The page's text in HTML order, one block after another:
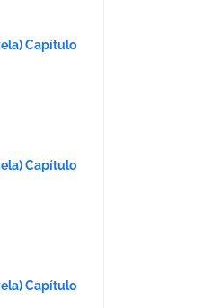
Capítulo
Capítulo
Capítulo